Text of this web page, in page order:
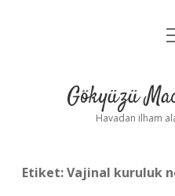
Gökyüzü
Havadan ilham
Etiket:Vajinal kuruluk